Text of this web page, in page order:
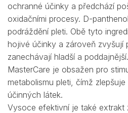
ochranné účinky a předchází
oxidačními procesy. D-
podráždění pleti. Obě tyto
hojivé účinky a zároveň zvyšují
zanechávají hladší a
MasterCare je obsažen pro
metabolismu pleti, čímž
účinných látek.
Vysoce efektivní je také extrakt